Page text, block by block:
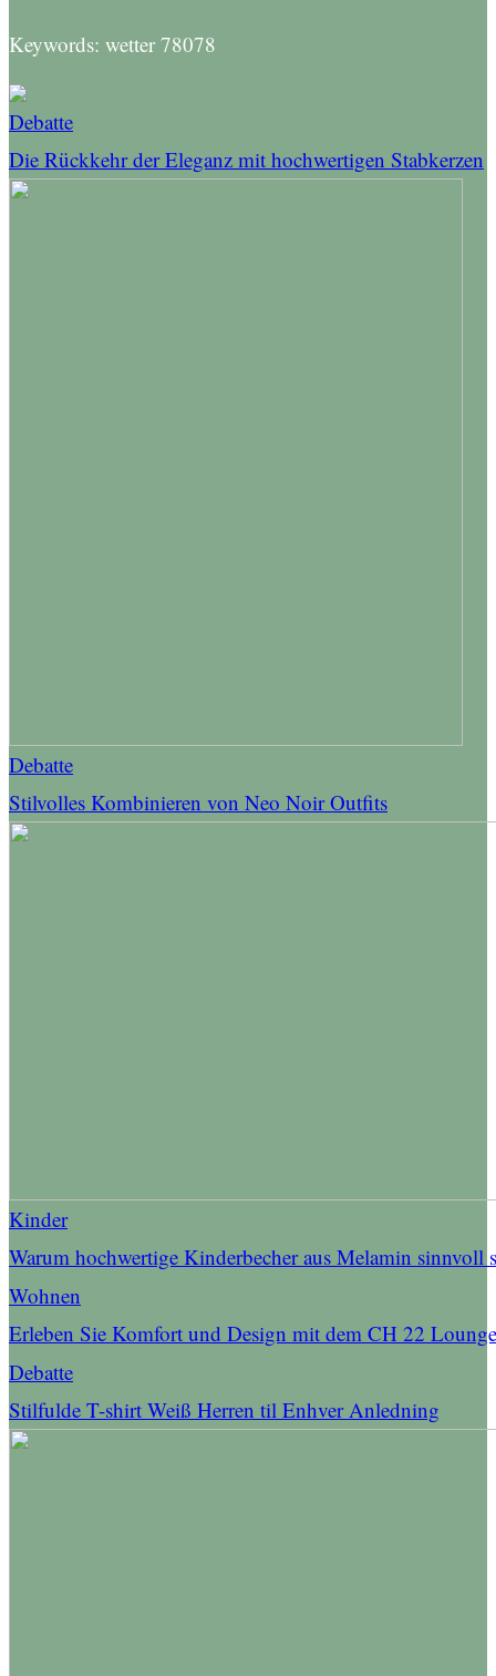
Keywords: wetter 78078
Debatte
Die Rückkehr der Eleganz mit hochwertigen Stabkerzen
Debatte
Stilvolles Kombinieren von Neo Noir Outfits
Kinder
Warum hochwertige Kinderbecher aus Melamin sinnvoll
Wohnen
Erleben Sie Komfort und Design mit dem CH 22
Debatte
Stilfulde T-shirt Weiß Herren til Enhver Anledning